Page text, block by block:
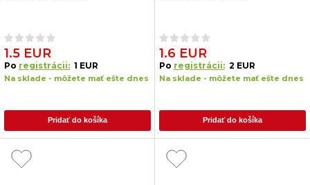
1.5 EUR
Po registrácii: 1 EUR
Na sklade - môžete mať ešte dnes
Pridať do košíka
1.6 EUR
Po registrácii: 2 EUR
Na sklade - môžete mať ešte dnes
Pridať do košíka